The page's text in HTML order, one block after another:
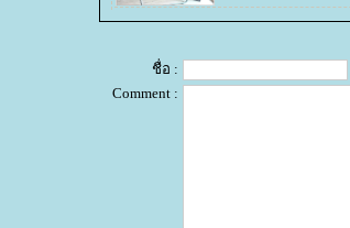
ชื่อ :
Comment :